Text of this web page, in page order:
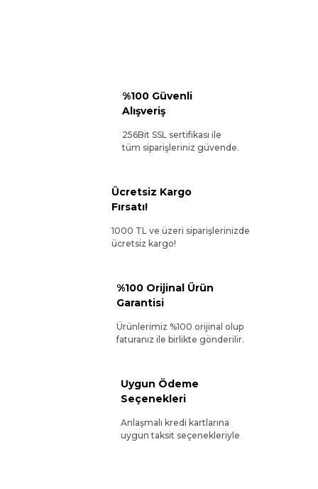
%100 Güvenli
Alışveriş
256Bit SSL sertifikası ile
tüm siparişleriniz güvende.
Ücretsiz Kargo
Fırsatı!
1000 TL ve üzeri siparişlerinizde
ücretsiz kargo!
%100 Orijinal Ürün
Garantisi
Ürünlerimiz %100 orijinal olup
faturanız ile birlikte gönderilir.
Uygun Ödeme
Seçenekleri
Anlaşmalı kredi kartlarına
uygun taksit seçenekleriyle